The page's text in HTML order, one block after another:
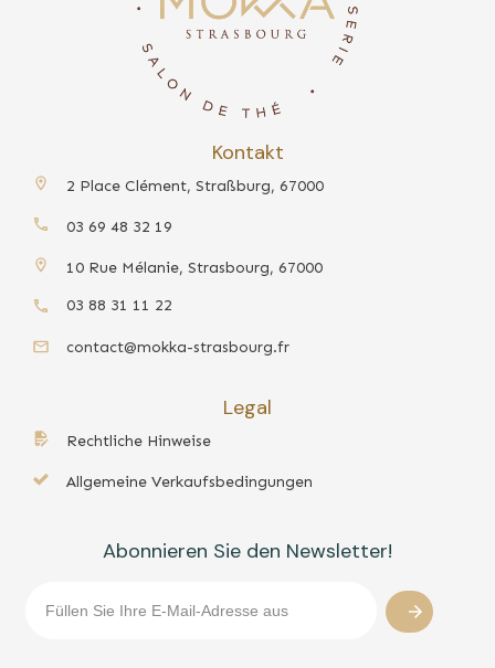
Kontakt
2 Place Clément, Straßburg, 67000
03 69 48 32 19
10 Rue Mélanie, Strasbourg, 67000
03 88 31 11 22
contact@mokka-strasbourg.fr
Legal
Rechtliche Hinweise
Allgemeine Verkaufsbedingungen
Abonnieren Sie den Newsletter!